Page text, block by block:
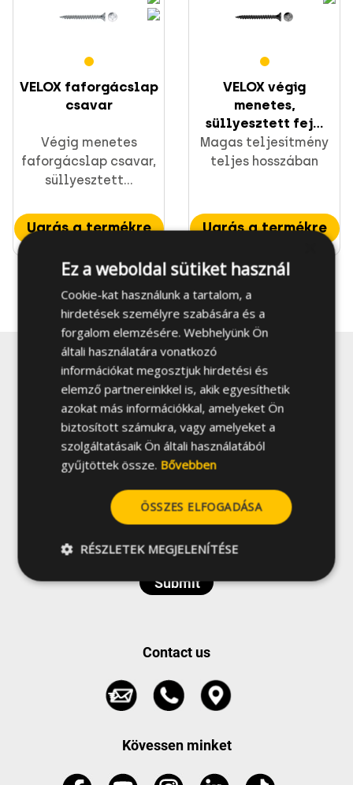
CELO rögzítések
Szerelési anyagok és profil sínek
Direkt rögzítés
VELOX faforgácslap
csavar
Végig menetes
faforgácslap csavar,
süllyesztett...
Ugrás a termékre
VELOX végig
menetes,
süllyesztett fej...
Magas teljesítmény
teljes hosszában
Ugrás a termékre
Feliratkozás hírlevélre, promóciókra és
ajánlatokra
feliratkozást
Contact us
Kövessen minket
Ez a weboldal sütiket használ
Cookie-kat használunk a tartalom, a
hirdetések személyre szabására és a
forgalom elemzésére. Webhelyünk Ön
általi használatára vonatkozó
információkat megosztjuk hirdetési és
elemző partnereinkkel is, akik egyesíthetik
azokat más információkkal, amelyeket Ön
biztosított számukra, vagy amelyeket a
szolgáltatásaik Ön általi használatából
gyűjtöttek össze. Bővebben
ÖSSZES ELFOGADÁSA
RÉSZLETEK MEGJELENÍTÉSE